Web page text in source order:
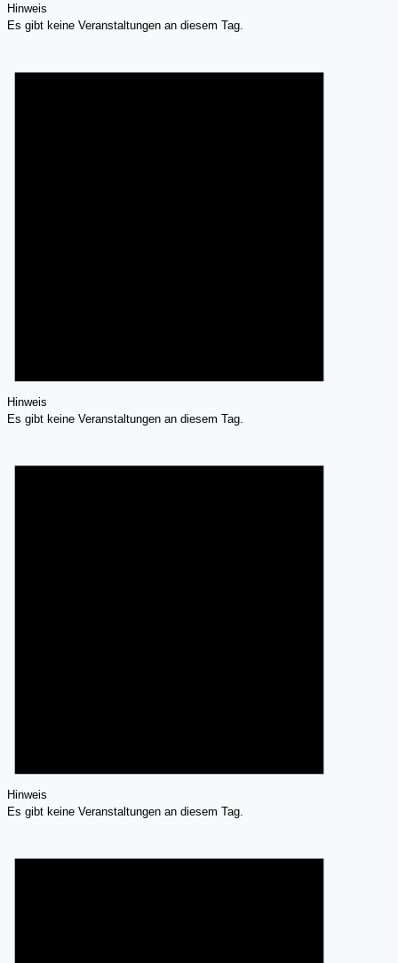
Hinweis
Es gibt keine Veranstaltungen an diesem Tag.
Hinweis
Es gibt keine Veranstaltungen an diesem Tag.
Hinweis
Es gibt keine Veranstaltungen an diesem Tag.